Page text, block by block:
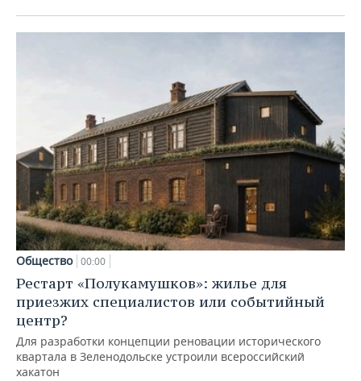
Общество 00:00
Рестарт «Полукамушков»: жилье для
приезжих специалистов или событийный
центр?
Для разработки концепции реновации исторического
квартала в Зеленодольске устроили всероссийский
хакатон